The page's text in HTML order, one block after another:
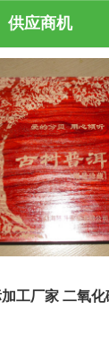
供应商机
工厂家 二氧